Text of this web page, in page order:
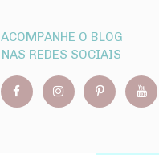
ACOMPANHE O BLOG
NAS REDES SOCIAIS